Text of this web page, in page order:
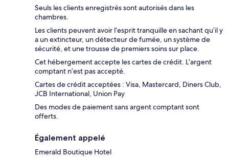
Seuls les clients enregistrés sont autorisés dans les
chambres.
Les clients peuvent avoir l’esprit tranquille en sachant qu’il y
a un extincteur, un détecteur de fumée, un système de
sécurité, et une trousse de premiers soins sur place.
Cet hébergement accepte les cartes de crédit. L’argent
comptant n’est pas accepté.
Cartes de crédit acceptées : Visa, Mastercard, Diners Club,
JCB International, Union Pay
Des modes de paiement sans argent comptant sont
offerts.
Également appelé
Emerald Boutique Hotel